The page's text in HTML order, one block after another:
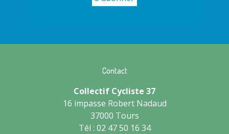
Contact
Collectif Cycliste 37
16 impasse Robert Nadaud
37000 Tours
Tél : 02 47 50 16 34